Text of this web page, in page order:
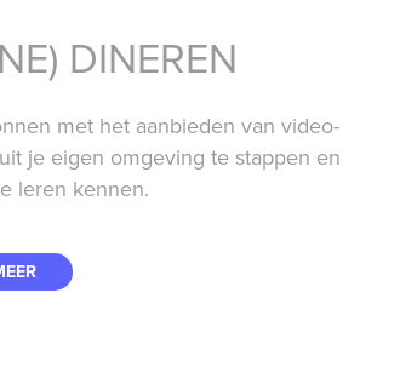
DINEREN
met het aanbieden van video-
je eigen omgeving te stappen en
leren kennen.